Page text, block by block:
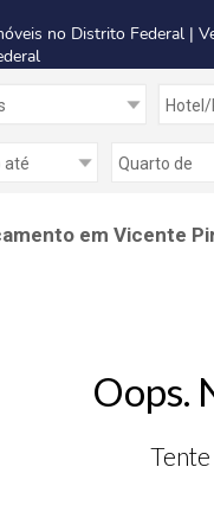
no Distrito Federal |
em Vicente
Oops.